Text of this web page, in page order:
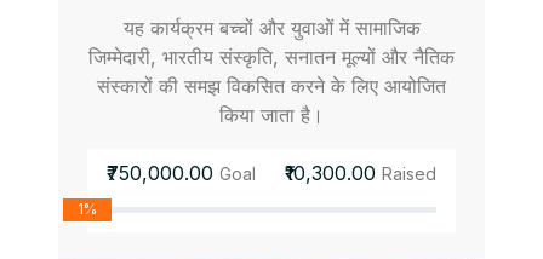
यह कार्यक्रम बच्चों और युवाओं में सामाजिक
जिम्मेदारी, भारतीय संस्कृति, सनातन मूल्यों और नैतिक
संस्कारों की समझ विकसित करने के लिए आयोजित
किया जाता है।
₹750,000.00 Goal ₹10,300.00 Raised
1%